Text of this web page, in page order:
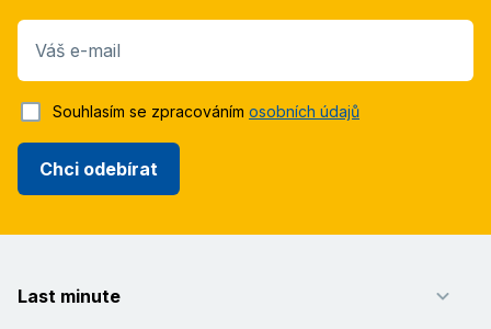
Váš e-mail
Chci odebírat
Souhlasím se zpracováním osobních údajů
Last minute